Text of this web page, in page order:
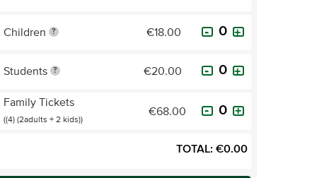
Children ? €18.00
Students ? €20.00
Family Tickets
((4) (2adults + 2 kids))
€68.00
TOTAL: €0.00